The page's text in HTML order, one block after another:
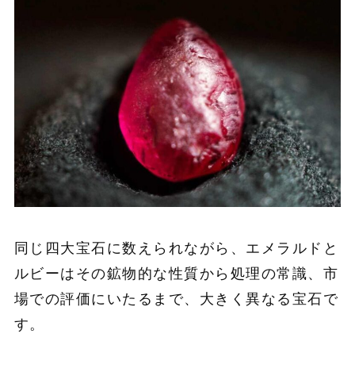
同じ四大宝石に数えられながら、エメラルドと
ルビーはその鉱物的な性質から処理の常識、市
場での評価にいたるまで、大きく異なる宝石で
す。